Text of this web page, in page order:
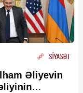
SİYASƏT
Əliyevin